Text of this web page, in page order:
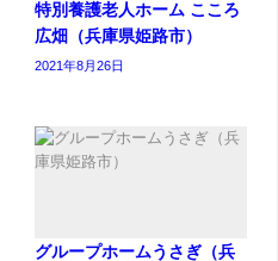
特別養護老人ホーム こころ
広畑（兵庫県姫路市）
2021年8月26日
グループホームうさぎ（兵